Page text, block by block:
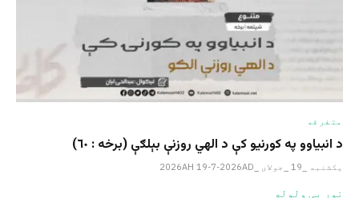
متفرقه
د انبیاوو په کورنیو کې د الهي روزنې بېلګې (برخه : ٦٠)
یکشنبه _19 _جولای _2026AH 19-7-2026AD
نور یی ولوله